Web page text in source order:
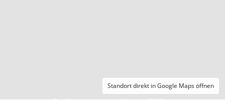
Standort direkt in Google Maps öffnen